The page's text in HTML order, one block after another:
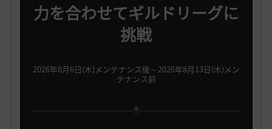
力を合わせてギルドリーグに
挑戦
2026年8月6日(木)メンテナンス後～2026年8月13日(木)メン
テナンス前